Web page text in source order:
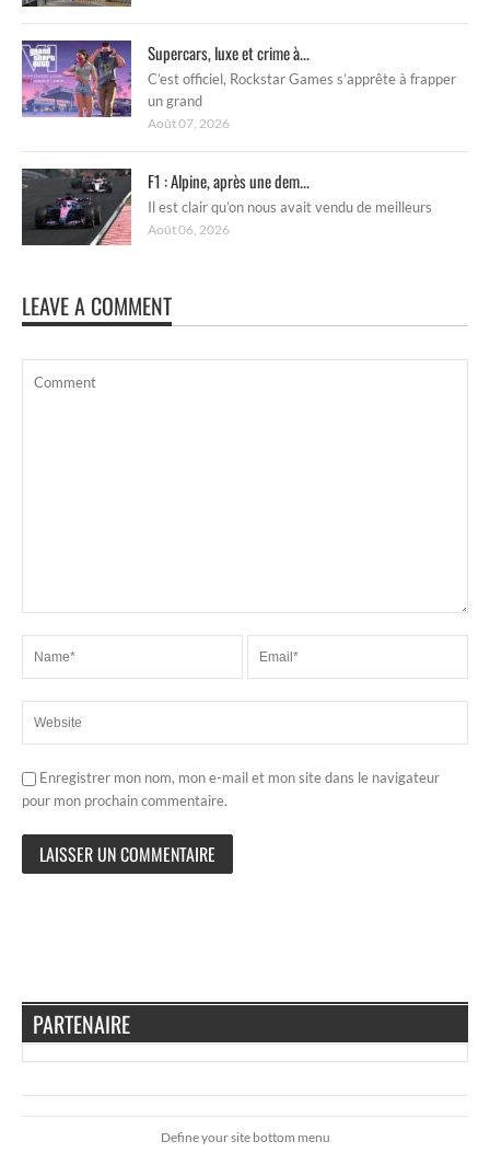
Supercars, luxe et crime à...
C’est officiel, Rockstar Games s’apprête à frapper
un grand
Août 07, 2026
F1 : Alpine, après une dem...
Il est clair qu’on nous avait vendu de meilleurs
Août 06, 2026
LEAVE A COMMENT
Enregistrer mon nom, mon e-mail et mon site dans le navigateur
pour mon prochain commentaire.
PARTENAIRE
Define your site bottom menu